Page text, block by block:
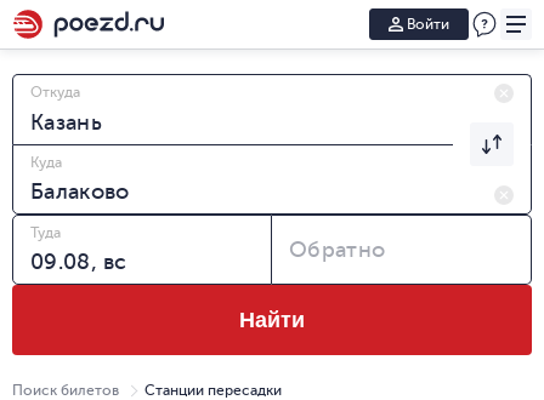
Войти
Откуда
Куда
Туда
Обратно
Найти
Поиск билетов Станции пересадки